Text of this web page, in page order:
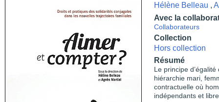
Hélène Belleau ,
Avec la
Collaborateurs
Collection
Hors collection
Résumé
Le principe
hiérarchie mari,
contractuelle où
indépendants et